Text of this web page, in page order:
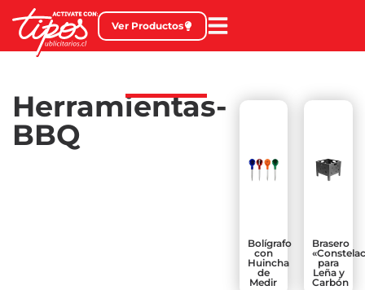
Ver Productos
Herramientas-
BBQ
Bolígrafo
con
Huincha
de
Medir
Brasero
para
Leña y
Carbón